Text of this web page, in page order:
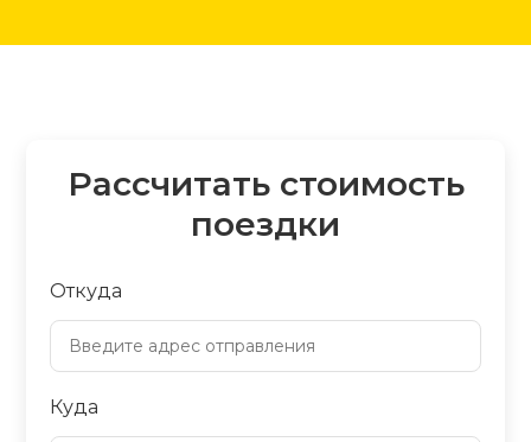
Рассчитать стоимость
поездки
Откуда
Куда